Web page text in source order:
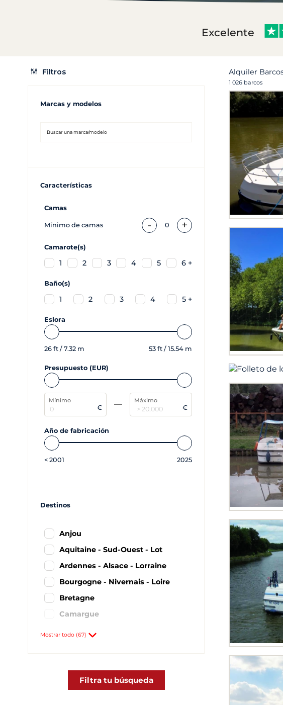
Excelente
Filtros
Marcas y modelos
Características
Camas
Mínimo de camas - 0 +
Camarote(s)
1 2 3 4 5 6 +
Baño(s)
1 2 3 4 5 +
Eslora
26 ft / 7.32 m 53 ft / 15.54 m
Presupuesto (EUR)
Mínimo
€
Máximo
€
Año de fabricación
< 2001 2025
Destinos
Anjou
Aquitaine - Sud-Ouest - Lot
Ardennes - Alsace - Lorraine
Bourgogne - Nivernais - Loire
Bretagne
Camargue
Mostrar todo (67)
Filtra tu búsqueda
Alquiler
1 026 barcos